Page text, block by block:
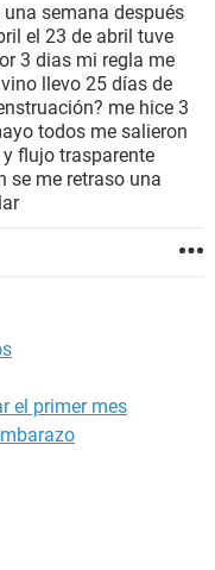
semana después
el 23 de abril tuve
3 dias mi regla me
llevo 25 días de
me hice 3
todos me salieron
flujo trasparente
se me retraso una
el primer mes